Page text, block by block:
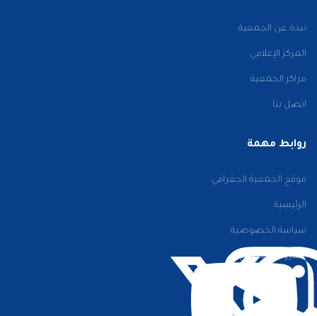
نبذة عن الجمعية
المركز الإعلامي
مراكز الجمعية
اتصل بنا
روابط مهمة
موقع الجمعية الجغرافي
الرئيسية
سياسة الخصوصية
الشروط والأحكام